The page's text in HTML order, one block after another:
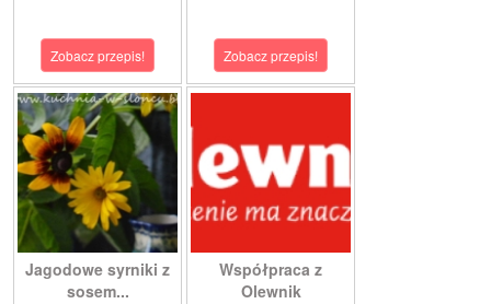
Zobacz przepis! Zobacz przepis!
Jagodowe syrniki z
sosem...
Współpraca z
Olewnik